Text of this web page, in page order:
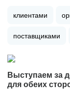
клиентами
поставщиками
Выступаем за
для обеих